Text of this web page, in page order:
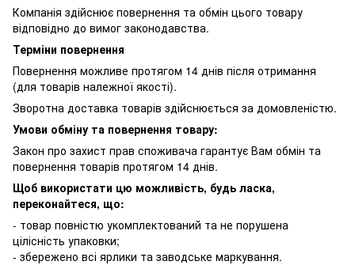
Компанія здійснює повернення та обмін цього товару
відповідно до вимог законодавства.
Терміни повернення
Повернення можливе протягом 14 днів після отримання
(для товарів належної якості).
Зворотна доставка товарів здійснюється за домовленістю.
Умови обміну та повернення товару:
Закон про захист прав споживача гарантує Вам обмін та
повернення товарів протягом 14 днів.
Щоб використати цю можливість, будь ласка,
переконайтеся, що:
- товар повністю укомплектований та не порушена
цілісність упаковки;
- збережено всі ярлики та заводське маркування.